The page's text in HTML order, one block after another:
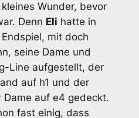
Wunder, bevor
Denn Eli hatte in
mit doch
seine Dame und
Line aufgestellt, der
auf h1 und der
Dame auf e4 gedeckt.
fast einig, dass